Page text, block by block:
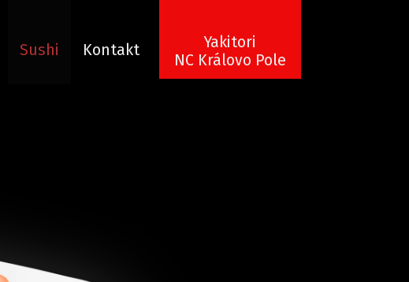
Sushi Kontakt
Yakitori
NC Královo Pole